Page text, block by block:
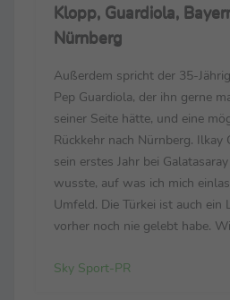
Klopp, Guardiola,
Nürnberg
Außerdem spricht der 35-
Pep Guardiola, der ihn gerne
seiner Seite hätte, und eine
Rückkehr nach Nürnberg. Ilkay
sein erstes Jahr bei
wusste, auf was ich mich
Umfeld. Die Türkei ist auch ein
vorher noch nie gelebt habe.
hat ein enormes Potenzial, ...
Sky Sport-PR